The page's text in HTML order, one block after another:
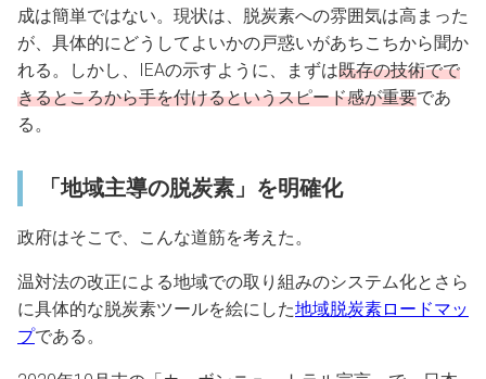
成は簡単ではない。現状は、脱炭素への雰囲気は高まった
が、具体的にどうしてよいかの戸惑いがあちこちから聞か
れる。しかし、IEAの示すように、まずは既存の技術でで
きるところから手を付けるというスピード感が重要であ
る。
「地域主導の脱炭素」を明確化
政府はそこで、こんな道筋を考えた。
温対法の改正による地域での取り組みのシステム化とさら
に具体的な脱炭素ツールを絵にした地域脱炭素ロードマッ
プである。